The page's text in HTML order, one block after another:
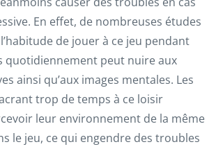
En effet, de nombreuses études
de jouer à ce jeu pendant
quotidiennement peut nuire aux
ainsi qu’aux images mentales. Les
trop de temps à ce loisir
leur environnement de la même
le jeu, ce qui engendre des troubles